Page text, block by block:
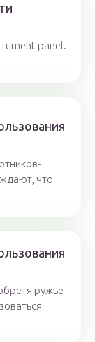
panel.
что
ружье